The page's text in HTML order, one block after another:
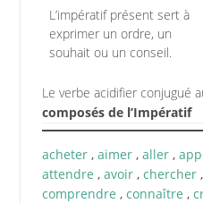
L’impératif présent sert à
exprimer un ordre, un
souhait ou un conseil.
Le verbe acidifier conjugué
composés de l’Impératif
acheter, aimer, aller,
attendre , avoir, chercher,
comprendre , connaître ,